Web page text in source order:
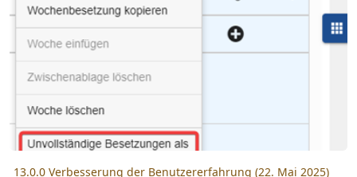
13.0.0 Verbesserung der Benutzererfahrung (22. Mai 2025)